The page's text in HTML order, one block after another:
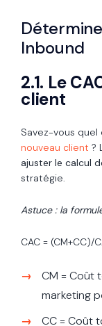
Inbound
2.1. Le
client
Savez-vous quel
nouveau client ?
ajuster le calcul
stratégie.
Astuce : la
CAC = (CM+CC)/
CM = Coût
marketing
CC = Coût